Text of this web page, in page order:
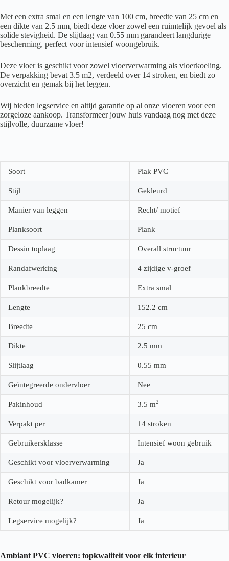
Met een extra smal en een lengte van 100 cm, breedte van 25 cm en
een dikte van 2.5 mm, biedt deze vloer zowel een ruimtelijk gevoel als
solide stevigheid. De slijtlaag van 0.55 mm garandeert langdurige
bescherming, perfect voor intensief woongebruik.
Deze vloer is geschikt voor zowel vloerverwarming als vloerkoeling.
De verpakking bevat 3.5 m2, verdeeld over 14 stroken, en biedt zo
overzicht en gemak bij het leggen.
Wij bieden legservice en altijd garantie op al onze vloeren voor een
zorgeloze aankoop. Transformeer jouw huis vandaag nog met deze
stijlvolle, duurzame vloer!
Soort Plak PVC
Stijl Gekleurd
Manier van leggen Recht/ motief
Planksoort Plank
Dessin toplaag Overall structuur
Randafwerking 4 zijdige v-groef
Plankbreedte Extra smal
Lengte 152.2 cm
Breedte 25 cm
Dikte 2.5 mm
Slijtlaag 0.55 mm
Geïntegreerde ondervloer Nee
Pakinhoud 3.5 m2
Verpakt per 14 stroken
Gebruikersklasse Intensief woon gebruik
Geschikt voor vloerverwarming Ja
Geschikt voor badkamer Ja
Retour mogelijk? Ja
Legservice mogelijk? Ja
Ambiant PVC vloeren: topkwaliteit voor elk interieur